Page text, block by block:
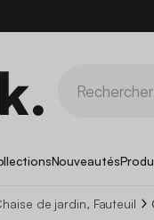
Nouveautés
de jardin, Fauteuil